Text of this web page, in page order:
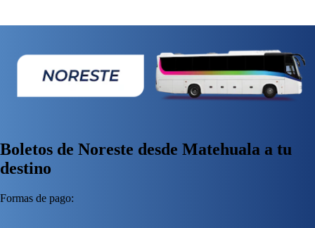
Boletos de Noreste desde Matehuala a tu
destino
Formas de pago: